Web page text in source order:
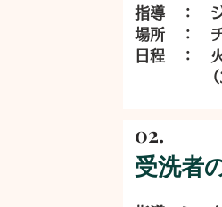
指導 ： ジ
場所 ： チ
日程 ：
（3/17
02.
受洗者